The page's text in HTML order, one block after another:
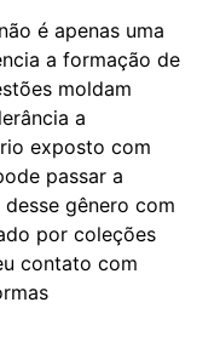
é apenas uma
a formação de
moldam
a
exposto com
passar a
gênero com
por coleções
contato com